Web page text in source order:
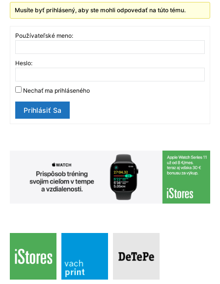
Musíte byť prihlásený, aby ste mohli odpovedať na túto tému.
Používateľské meno:
Heslo:
Nechať ma prihláseného
Prihlásiť Sa